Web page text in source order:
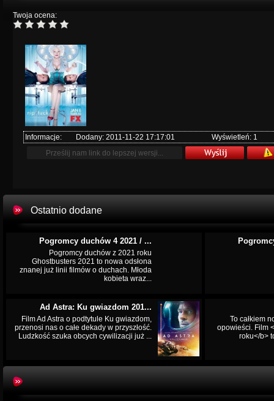
Twoja ocena:
Informacje: Dodany: 2011-11-22 17:17:01 Wyświetleń: 1
Ostatnio dodane
Pogromcy duchów 4 2021 / ...
Pogromcy duchów z 2021 roku
Ghostbusters 2021 to nowa odsłona
znanej już linii filmów o duchach. Młoda
kobieta wraz...
Ad Astra: Ku gwiazdom 201...
Film Ad Astra o podtytule Ku gwiazdom,
przenosi nas o całe dekady w przyszłość.
Ludzkość szuka obcych cywilizacji już ...
To całkiem
opowieści. Film
roku</b>